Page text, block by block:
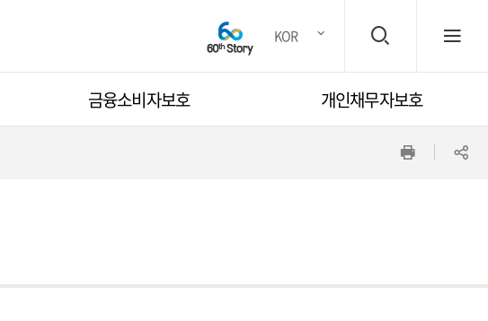
금융소비자보호 개인채무자보호
KOR
색
인